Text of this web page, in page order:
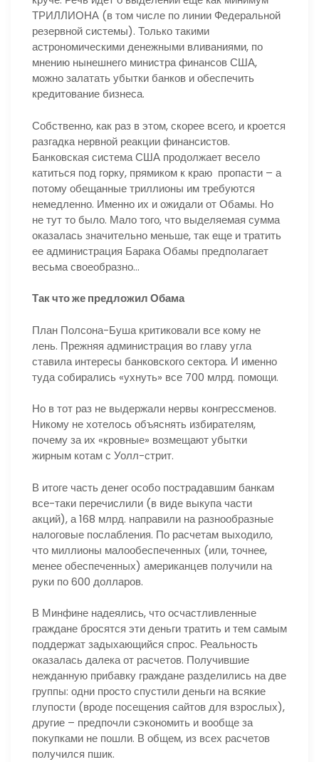
ТРИЛЛИОНА (в том числе по линии Федеральной
резервной системы). Только такими
астрономическими денежными вливаниями, по
мнению нынешнего министра финансов США,
можно залатать убытки банков и обеспечить
кредитование бизнеса.
Собственно, как раз в этом, скорее всего, и кроется
разгадка нервной реакции финансистов.
Банковская система США продолжает весело
катиться под горку, прямиком к краю пропасти – а
потому обещанные триллионы им требуются
немедленно. Именно их и ожидали от Обамы. Но
не тут то было. Мало того, что выделяемая сумма
оказалась значительно меньше, так еще и тратить
ее администрация Барака Обамы предполагает
весьма своеобразно…
Так что же предложил Обама
План Полсона-Буша критиковали все кому не
лень. Прежняя администрация во главу угла
ставила интересы банковского сектора. И именно
туда собирались «ухнуть» все 700 млрд. помощи.
Но в тот раз не выдержали нервы конгрессменов.
Никому не хотелось объяснять избирателям,
почему за их «кровные» возмещают убытки
жирным котам с Уолл-стрит.
В итоге часть денег особо пострадавшим банкам
все-таки перечислили (в виде выкупа части
акций), а 168 млрд. направили на разнообразные
налоговые послабления. По расчетам выходило,
что миллионы малообеспеченных (или, точнее,
менее обеспеченных) американцев получили на
руки по 600 долларов.
В Минфине надеялись, что осчастливленные
граждане бросятся эти деньги тратить и тем самым
поддержат задыхающийся спрос. Реальность
оказалась далека от расчетов. Получившие
нежданную прибавку граждане разделились на две
группы: одни просто спустили деньги на всякие
глупости (вроде посещения сайтов для взрослых),
другие – предпочли сэкономить и вообще за
покупками не пошли. В общем, из всех расчетов
получился пшик.